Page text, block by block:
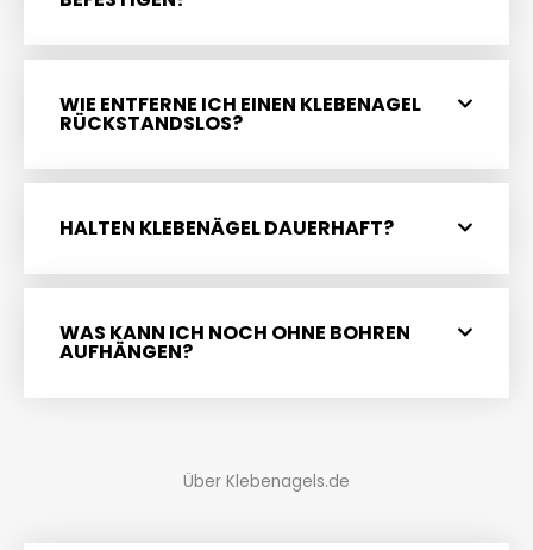
WIE ENTFERNE ICH EINEN KLEBENAGEL
RÜCKSTANDSLOS?
HALTEN KLEBENÄGEL DAUERHAFT?
WAS KANN ICH NOCH OHNE BOHREN
AUFHÄNGEN?
Über Klebenagels.de